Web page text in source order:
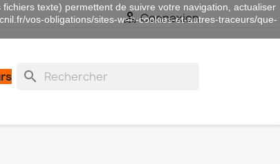
Connexion
search
texte) permettent de suivre votre navigation, actualiser
vos-obligations/sites-web-cookies-et-autres-traceurs/que-